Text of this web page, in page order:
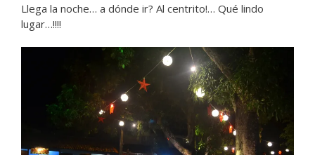
Llega la noche… a dónde ir? Al centrito!… Qué lindo
lugar…!!!!